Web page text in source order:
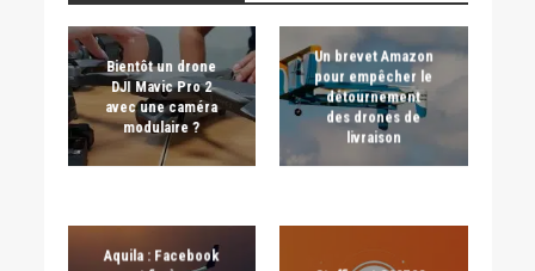
Bientôt un drone
DJI Mavic Pro 2
avec une caméra
modulaire ?
Un brevet Amazon
pour empêcher le
détournement
des drones de
livraison
Aquila : Facebook